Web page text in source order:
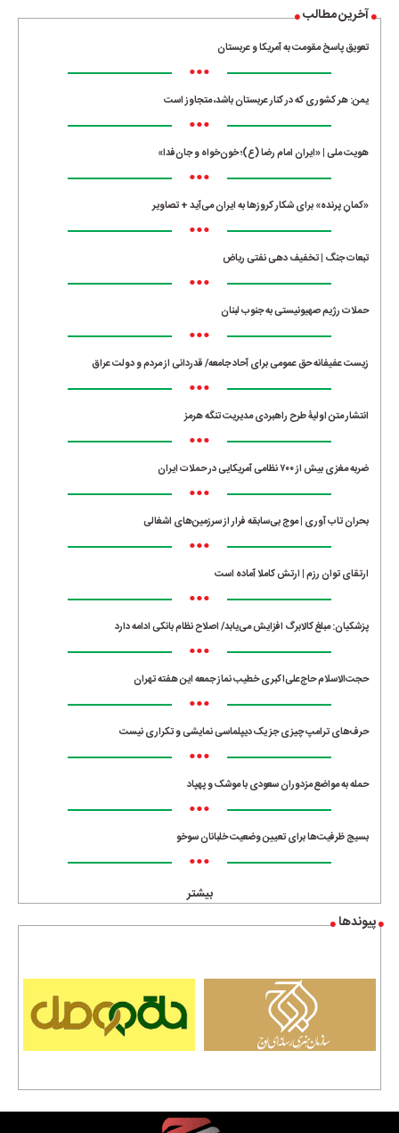
آخرین مطالب
تعویق پاسخ مقومت به آمریکا و عربستان
•••
یمن: هر کشوری که در کنار عربستان باشد، متجاوز است
•••
هویت ملی | «ایران امام رضا (ع)؛ خون‌خواه و جان‌فدا»
•••
«کمانِ پرنده» برای شکار کروزها به ایران می‌آید + تصاویر
•••
تبعات جنگ | تخفیف دهی نفتی ریاض
•••
حملات رژیم صهیونیستی به جنوب لبنان
•••
زیست عفیفانه حق عمومی برای آحاد جامعه/ قدردانی از مردم و دولت عراق
•••
انتشار متن اولیۀ طرح راهبردی مدیریت تنگه هرمز
•••
ضربه مغزی بیش از ۷۰۰ نظامی آمریکایی در حملات ایران
•••
بحران تاب آوری | موج بی‌سابقه فرار از سرزمین‌های اشغالی
•••
ارتقای توان رزم | ارتش کاملا آماده است
•••
پزشکیان: مبلغ کالابرگ افزایش می‌یابد/ اصلاح نظام بانکی ادامه دارد
•••
حجت‌الاسلام حاج‌علی‌اکبری خطیب نماز جمعه این هفته تهران
•••
حرف‌های ترامپ چیزی جز یک دیپلماسی نمایشی و تکراری نیست
•••
حمله به مواضع مزدوران سعودی با موشک و پهپاد
•••
بسیج ظرفیت‌ها برای تعیین وضعیت خلبانان سوخو
•••
بیشتر
پیوندها